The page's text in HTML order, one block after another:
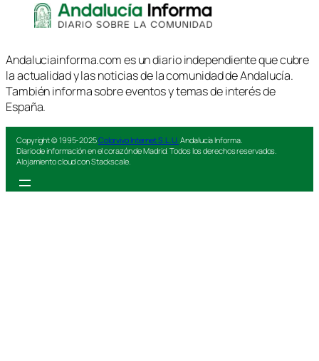
Andaluciainforma.com es un diario independiente que cubre
la actualidad y las noticias de la comunidad de Andalucía.
También informa sobre eventos y temas de interés de
España.
Copyright © 1995-2025Colorvivo Internet S.L.U. Andalucía Informa.
Diario de información en el corazón de Madrid. Todos los derechos reservados.
Alojamiento cloud con Stackscale.